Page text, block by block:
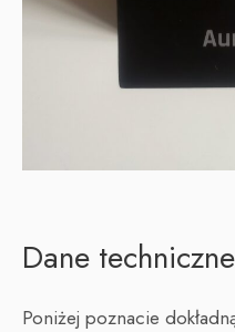
Dane techniczne
Poniżej poznacie